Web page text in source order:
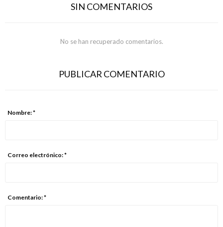
SIN COMENTARIOS
No se han recuperado comentarios.
PUBLICAR COMENTARIO
Nombre: *
Correo electrónico: *
Comentario: *